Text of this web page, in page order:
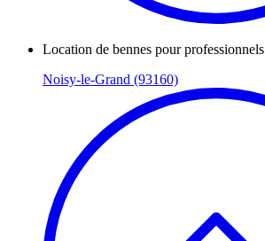
Location de bennes pour professionnels
Noisy-le-Grand (93160)